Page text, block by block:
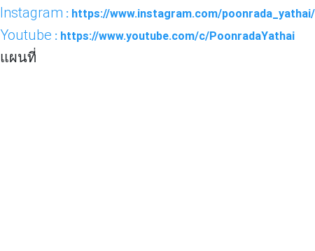
Instagram : https://www.instagram.com/poonrada_yathai/
Youtube : https://www.youtube.com/c/PoonradaYathai
แผนที่